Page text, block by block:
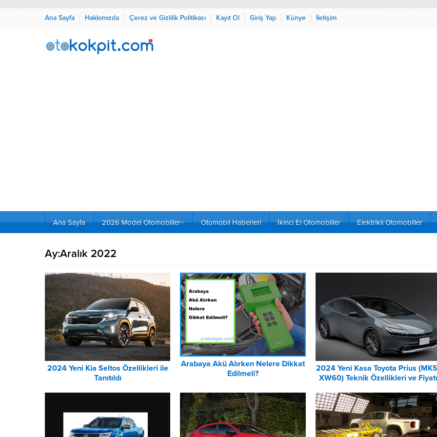
Ana Sayfa Hakkımızda Çerez ve Gizlilik Politikası Kayıt Ol Giriş Yap Künye İletişim
Ana Sayfa 2026 Model Otomobiller Otomobil Haberleri İkinci El Otomobiller Elektrikli Otomobiller
Ay:Aralık 2022
2024 Yeni Kia Seltos Özellikleri ile
Tanıtıldı
Arabaya Akü Alırken Nelere Dikkat
Edilmeli?
2024 Yeni Kasa Toyota Prius
XW60) Teknik Özellikleri ve Fiyatı